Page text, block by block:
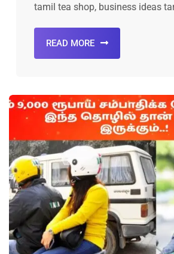
tamil tea shop, business ideas
READ MORE